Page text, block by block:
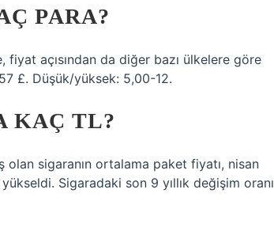
PARA?
açısından da diğer bazı ülkelere göre
£. Düşük/yüksek: 5,00-12.
KAÇ TL?
sigaranın ortalama paket fiyatı, nisan
Sigaradaki son 9 yıllık değişim oranı